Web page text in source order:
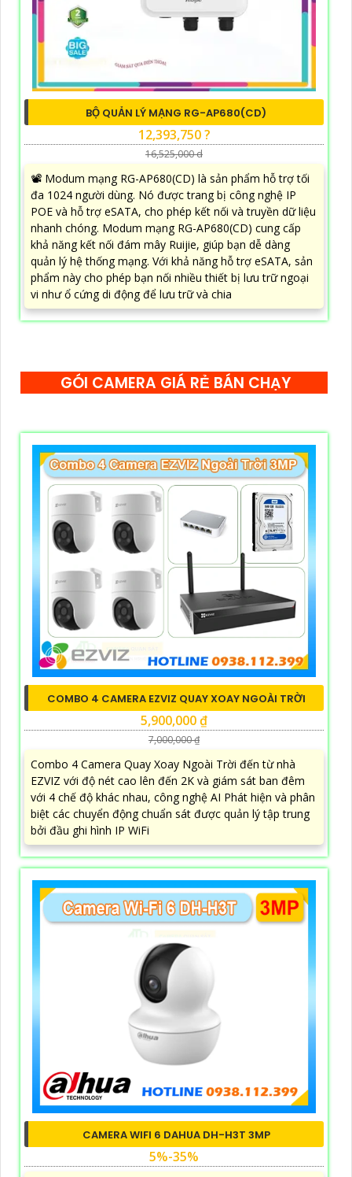
BỘ QUẢN LÝ MẠNG RG-AP680(CD)
12,393,750 ?
16,525,000 d
📽 Modum mạng RG-AP680(CD) là sản phẩm hỗ trợ tối
đa 1024 người dùng. Nó được trang bị công nghệ IP
POE và hỗ trợ eSATA, cho phép kết nối và truyền dữ liệu
nhanh chóng. Modum mạng RG-AP680(CD) cung cấp
khả năng kết nối đám mây Ruijie, giúp bạn dễ dàng
quản lý hệ thống mạng. Với khả năng hỗ trợ eSATA, sản
phẩm này cho phép bạn nối nhiều thiết bị lưu trữ ngoại
vi như ổ cứng di động để lưu trữ và chia
GÓI CAMERA GIÁ RẺ BÁN CHẠY
COMBO 4 CAMERA EZVIZ QUAY XOAY NGOÀI TRỜI
5,900,000 ₫
7,000,000 ₫
Combo 4 Camera Quay Xoay Ngoài Trời đến từ nhà
EZVIZ với độ nét cao lên đến 2K và giám sát ban đêm
với 4 chế độ khác nhau, công nghệ AI Phát hiện và phân
biệt các chuyển động chuẩn sát được quản lý tập trung
bởi đầu ghi hình IP WiFi
CAMERA WIFI 6 DAHUA DH-H3T 3MP
5%-35%